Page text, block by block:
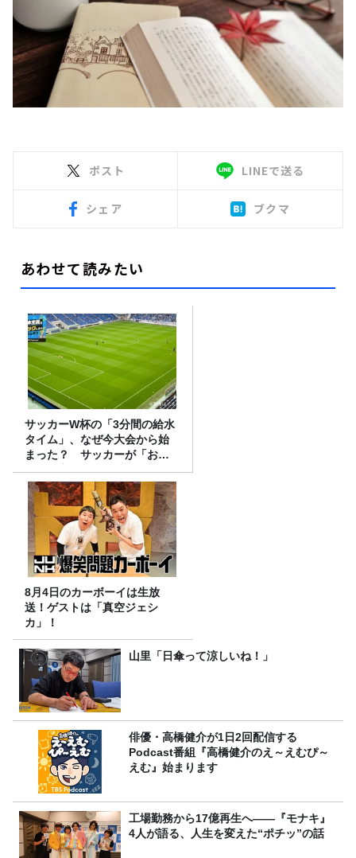
ポスト LINEで送る
シェア ブクマ
あわせて読みたい
サッカーW杯の「3分間の給水
タイム」、なぜ今大会から始
まった？ サッカーが「お
金」に変わる仕組み
8月4日のカーボーイは生放
送！ゲストは「真空ジェシ
カ」！
山里「日傘って涼しいね！」
俳優・高橋健介が1日2回配信する
Podcast番組『高橋健介のえ～えむぴ～
えむ』始まります
工場勤務から17億再生へ——『モナキ』
4人が語る、人生を変えた“ポチッ”の話